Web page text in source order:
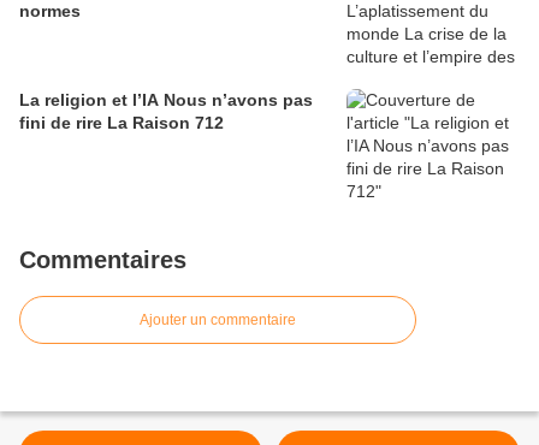
normes
La religion et l’IA Nous n’avons pas
fini de rire La Raison 712
Commentaires
Ajouter un commentaire